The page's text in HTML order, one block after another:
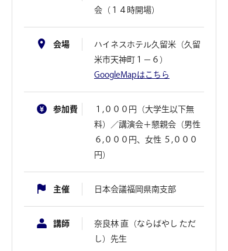
会（１４時開場）
会場
ハイネスホテル久留米（久留
米市天神町１－６）
GoogleMapはこちら
参加費
１,０００円（大学生以下無
料）／講演会＋懇親会（男性
６,０００円、女性 ５,０００
円）
主催 日本会議福岡県南支部
講師
奈良林 直（ならばやし ただ
し）先生